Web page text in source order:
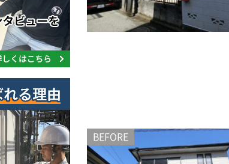
BEFORE